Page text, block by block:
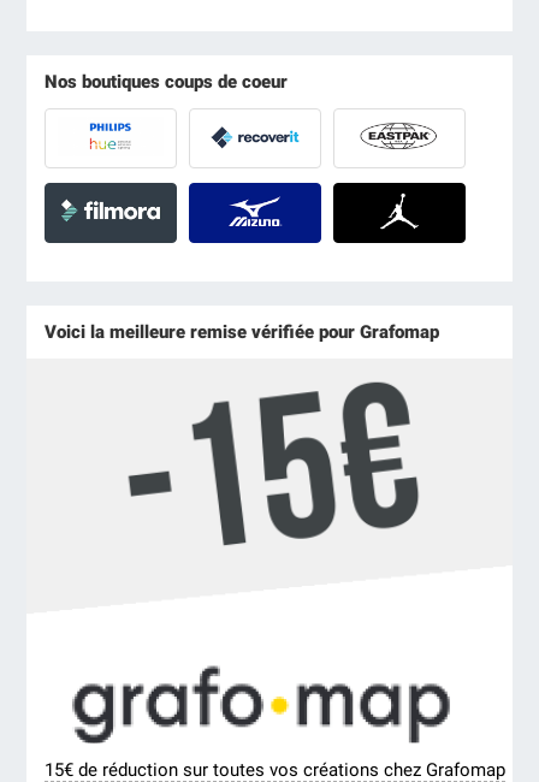
Nos boutiques coups de coeur
Voici la meilleure remise vérifiée pour Grafomap
15€ de réduction sur toutes vos créations chez Grafomap